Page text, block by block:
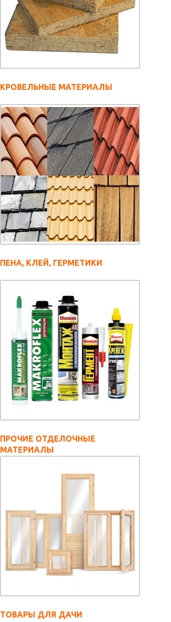
КРОВЕЛЬНЫЕ МАТЕРИАЛЫ
ПЕНА, КЛЕЙ, ГЕРМЕТИКИ
ПРОЧИЕ ОТДЕЛОЧНЫЕ
МАТЕРИАЛЫ
ТОВАРЫ ДЛЯ ДАЧИ